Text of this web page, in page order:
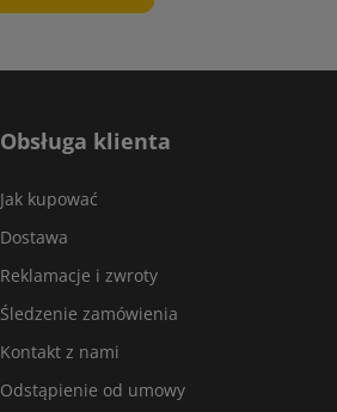
Obsługa klienta
Jak kupować
Dostawa
Reklamacje i zwroty
Śledzenie zamówienia
Kontakt z nami
Odstąpienie od umowy